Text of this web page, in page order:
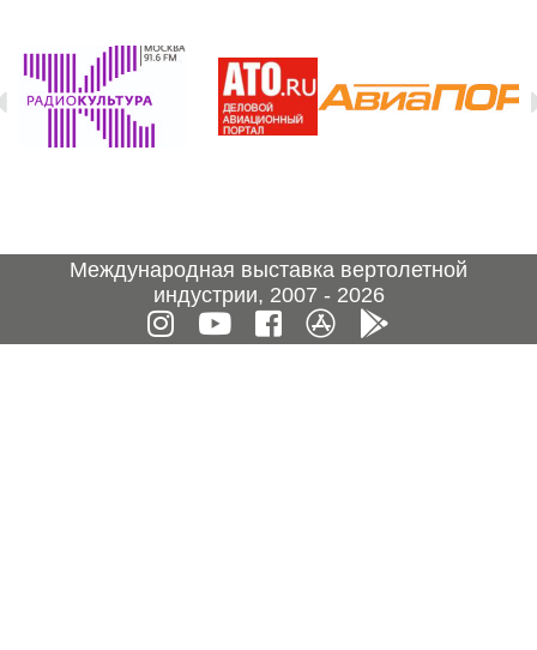
Международная выставка вертолетной
индустрии, 2007 - 2026